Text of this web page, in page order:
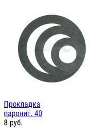
Прокладка
паронит. 40
8 руб.